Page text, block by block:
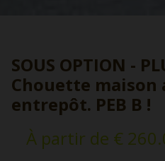
SOUS OPTION -
Chouette maison
entrepôt. PEB B !
À partir de €